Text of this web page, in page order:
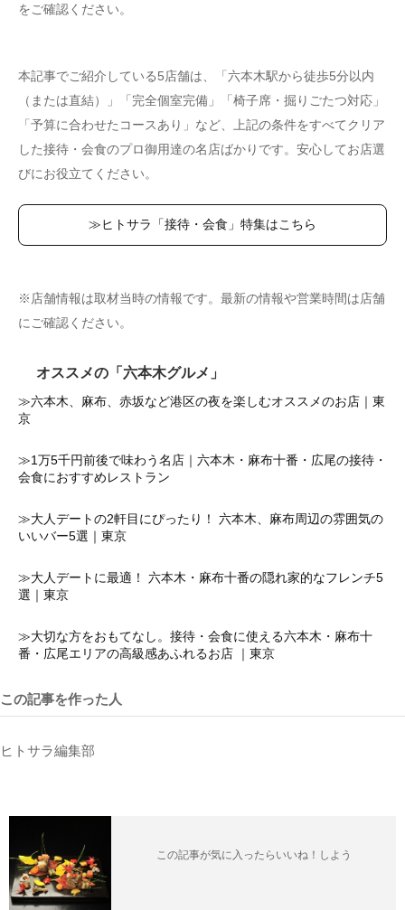
をご確認ください。
本記事でご紹介している5店舗は、「六本木駅から徒歩5分以内
（または直結）」「完全個室完備」「椅子席・掘りごたつ対応」
「予算に合わせたコースあり」など、上記の条件をすべてクリア
した接待・会食のプロ御用達の名店ばかりです。安心してお店選
びにお役立てください。
≫ヒトサラ「接待・会食」特集はこちら
※店舗情報は取材当時の情報です。最新の情報や営業時間は店舗
にご確認ください。
オススメの「六本木グルメ」
≫六本木、麻布、赤坂など港区の夜を楽しむオススメのお店｜東
京
≫1万5千円前後で味わう名店｜六本木・麻布十番・広尾の接待・
会食におすすめレストラン
≫大人デートの2軒目にぴったり！ 六本木、麻布周辺の雰囲気の
いいバー5選｜東京
≫大人デートに最適！ 六本木・麻布十番の隠れ家的なフレンチ5
選｜東京
≫大切な方をおもてなし。接待・会食に使える六本木・麻布十
番・広尾エリアの高級感あふれるお店 ｜東京
この記事を作った人
ヒトサラ編集部
この記事が気に入ったらいいね！しよう